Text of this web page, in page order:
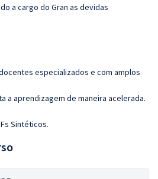
a cargo do Gran as devidas
especializados e com amplos
a aprendizagem de maneira acelerada.
Sintéticos.